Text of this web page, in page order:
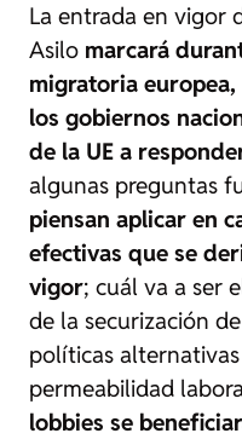
La entrada en vigor
Asilo marcará
migratoria
los gobiernos
de la UE a
algunas preguntas
piensan aplicar en
efectivas que se
vigor; cuál va a ser
de la securización
políticas
permeabilidad
lobbies se